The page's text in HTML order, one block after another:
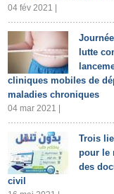
04 fév 2021 |
lutte
cliniques mobiles de
maladies chroniques
04 mar 2021 |
Trois
pour le
des
civil